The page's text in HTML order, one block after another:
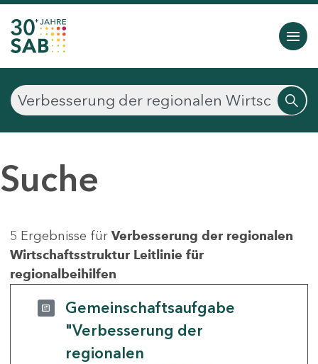
Suche
5 Ergebnisse für Verbesserung der regionalen
Wirtschaftsstruktur Leitlinie für
regionalbeihilfen
Gemeinschaftsaufgabe
"Verbesserung der
regionalen